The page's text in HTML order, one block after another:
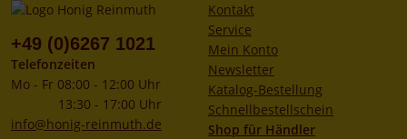
+49 (0)6267 1021
Telefonzeiten
Mo - Fr 08:00 - 12:00 Uhr
13:30 - 17:00 Uhr
info@honig-reinmuth.de
Kontakt
Service
Mein Konto
Newsletter
Katalog-Bestellung
Schnellbestellschein
Shop für Händler